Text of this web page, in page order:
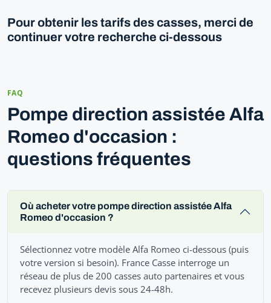
Pour obtenir les tarifs des casses, merci de
continuer votre recherche ci-dessous
FAQ
Pompe direction assistée Alfa
Romeo d'occasion :
questions fréquentes
Où acheter votre pompe direction assistée Alfa
Romeo d'occasion ?
Sélectionnez votre modèle Alfa Romeo ci-dessous (puis
votre version si besoin). France Casse interroge un
réseau de plus de 200 casses auto partenaires et vous
recevez plusieurs devis sous 24-48h.